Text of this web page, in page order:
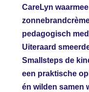
CareLyn
pedagogisch
Uiteraard
Smallsteps de
een praktische
én wilden samen